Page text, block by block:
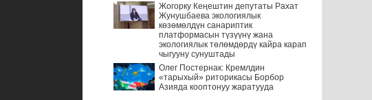
Жогорку Кеңештин депутаты Рахат
Жунушбаева экологиялык
көзөмөлдүн санариптик
платформасын түзүүнү жана
экологиялык төлөмдөрдү кайра карап
чыгууну сунуштады
Олег Постернак: Кремлдин
«тарыхый» риторикасы Борбор
Азияда кооптонуу жаратууда